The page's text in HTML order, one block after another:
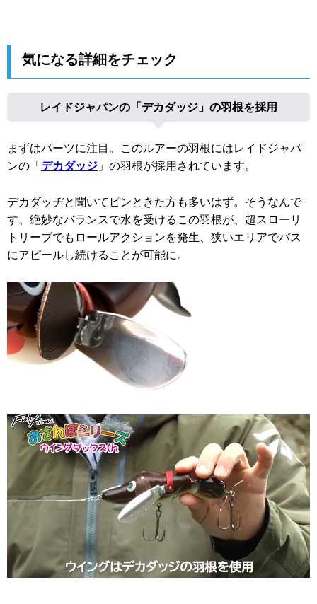
気になる詳細をチェック
レイドジャパンの「デカダッジ」の羽根を採用
まずはパーツに注目。このルアーの羽根にはレイドジャパ
ンの「 デカダッジ 」の羽根が採用されています。
デカダッヂと聞いてピンときた方も多いはず。そうなんで
す、絶妙なバランスで水を受けるこの羽根が、超スローリ
トリーブでもロールアクションを発生、狭いエリアでバス
にアピールし続けることが可能に。